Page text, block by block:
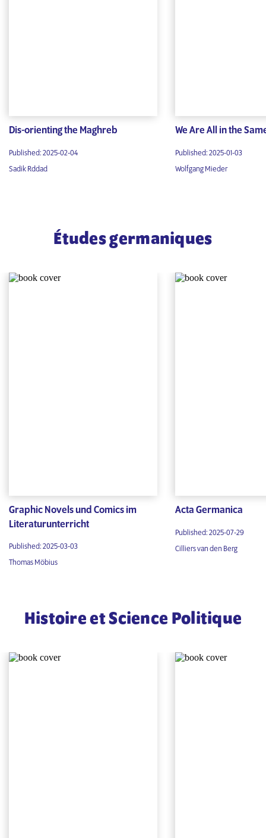
Dis-orienting the Maghreb
Published: 2025-02-04
Sadik Rddad
We Are All in the
Published: 2025-01-03
Wolfgang Mieder
Études germaniques
Graphic Novels und Comics im
Literaturunterricht
Published: 2025-03-03
Thomas Möbius
Acta Germanica
Published: 2025-07-29
Cilliers van den Berg
Histoire et Science Politique